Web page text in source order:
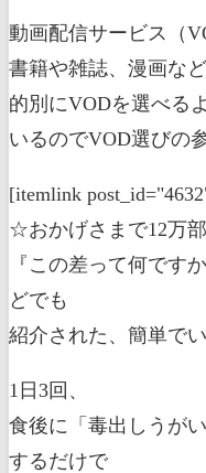
動画配信サービス（
書籍や雑誌、漫画な
的別にVODを選べる
いるのでVOD選びの
[itemlink
☆おかげさまで12万
『この差って何です
どでも
紹介された、簡単で
1日3回、
食後に「毒出しうが
するだけで